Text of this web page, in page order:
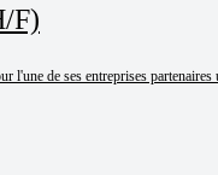
F)
l'une de ses entreprises